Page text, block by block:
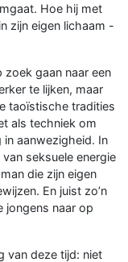
Hoe hij met
zijn eigen lichaam -
zoek gaan naar een
te lijken, maar
taoïstische tradities
als techniek om
in aanwezigheid. In
seksuele energie
die zijn eigen
En juist zo’n
jongens naar op
van deze tijd: niet